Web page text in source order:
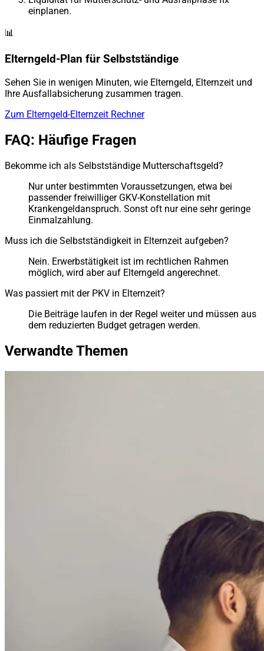
einplanen.
📊
Elterngeld-Plan für Selbstständige
Sehen Sie in wenigen Minuten, wie Elterngeld, Elternzeit und
Ihre Ausfallabsicherung zusammen tragen.
Zum Elterngeld-Elternzeit Rechner
FAQ: Häufige Fragen
Bekomme ich als Selbstständige Mutterschaftsgeld?
Nur unter bestimmten Voraussetzungen, etwa bei
passender freiwilliger GKV-Konstellation mit
Krankengeldanspruch. Sonst oft nur eine sehr geringe
Einmalzahlung.
Muss ich die Selbstständigkeit in Elternzeit aufgeben?
Nein. Erwerbstätigkeit ist im rechtlichen Rahmen
möglich, wird aber auf Elterngeld angerechnet.
Was passiert mit der PKV in Elternzeit?
Die Beiträge laufen in der Regel weiter und müssen aus
dem reduzierten Budget getragen werden.
Verwandte Themen